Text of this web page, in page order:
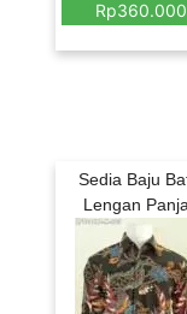
Rp360.000
Sedia Baju
Lengan